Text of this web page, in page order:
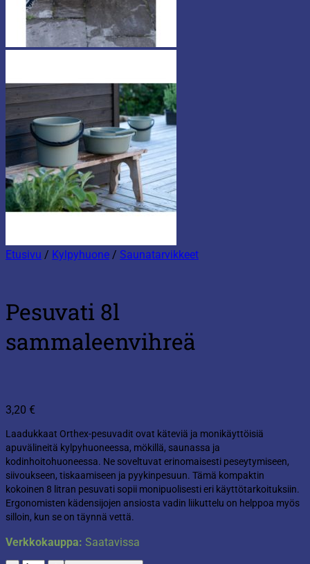
Etusivu / Kylpyhuone / Saunatarvikkeet
Pesuvati 8l
sammaleenvihreä
3,20 €
Laadukkaat Orthex-pesuvadit ovat käteviä ja monikäyttöisiä
apuvälineitä kylpyhuoneessa, mökillä, saunassa ja
kodinhoitohuoneessa. Ne soveltuvat erinomaisesti peseytymiseen,
siivoukseen, tiskaamiseen ja pyykinpesuun. Tämä kompaktin
kokoinen 8 litran pesuvati sopii monipuolisesti eri käyttötarkoituksiin.
Ergonomisten kädensijojen ansiosta vadin liikuttelu on helppoa myös
silloin, kun se on täynnä vettä.
Verkkokauppa: Saatavissa